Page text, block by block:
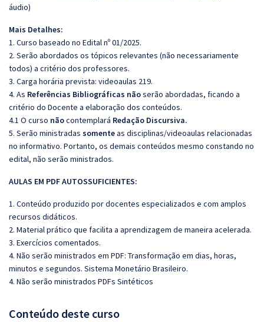
áudio)
Mais Detalhes:
1. Curso baseado no Edital nº 01/2025.
2. Serão abordados os tópicos relevantes (não necessariamente
todos) a critério dos professores.
3. Carga horária prevista: videoaulas 219.
4. As Referências Bibliográficas nãoserão abordadas, ficando a
critério do Docente a elaboração dos conteúdos.
4.1 O curso nãocontemplará Redação Discursiva.
5. Serão ministradas somenteas disciplinas/videoaulas relacionadas
no informativo. Portanto, os demais conteúdos mesmo constando no
edital, não serão ministrados.
AULAS EM PDF AUTOSSUFICIENTES:
1. Conteúdo produzido por docentes especializados e com amplos
recursos didáticos.
2. Material prático que facilita a aprendizagem de maneira acelerada.
3. Exercícios comentados.
4. Não serão ministrados em PDF: Transformação em dias, horas,
minutos e segundos. Sistema Monetário Brasileiro.
4. Não serão ministrados PDFs Sintéticos
Conteúdo deste curso